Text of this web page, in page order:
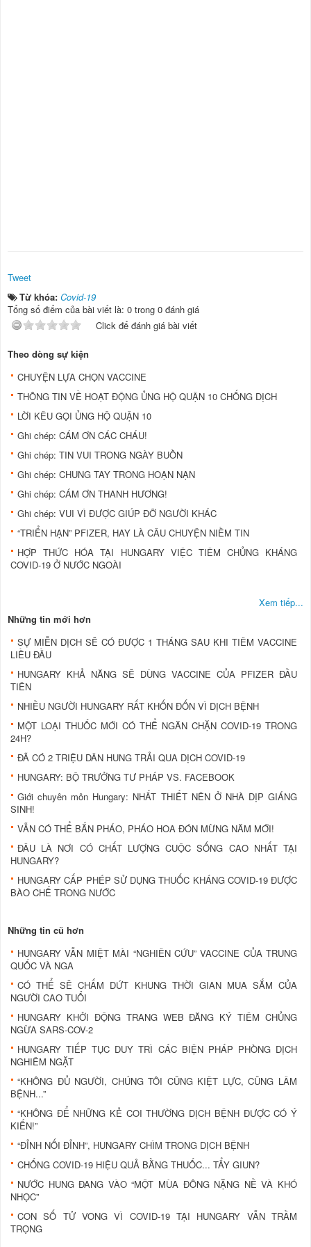
Tweet
Từ khóa: Covid-19
Tổng số điểm của bài viết là: 0 trong 0 đánh giá
Click để đánh giá bài viết
Theo dòng sự kiện
CHUYỆN LỰA CHỌN VACCINE
THÔNG TIN VỀ HOẠT ĐỘNG ỦNG HỘ QUẬN 10 CHỐNG DỊCH
LỜI KÊU GỌI ỦNG HỘ QUẬN 10
Ghi chép: CÁM ƠN CÁC CHÁU!
Ghi chép: TIN VUI TRONG NGÀY BUỒN
Ghi chép: CHUNG TAY TRONG HOẠN NẠN
Ghi chép: CÁM ƠN THANH HƯƠNG!
Ghi chép: VUI VÌ ĐƯỢC GIÚP ĐỠ NGƯỜI KHÁC
“TRIỂN HẠN” PFIZER, HAY LÀ CÂU CHUYỆN NIỀM TIN
HỢP THỨC HÓA TẠI HUNGARY VIỆC TIÊM CHỦNG KHÁNG
COVID-19 Ở NƯỚC NGOÀI
Xem tiếp...
Những tin mới hơn
SỰ MIỄN DỊCH SẼ CÓ ĐƯỢC 1 THÁNG SAU KHI TIÊM VACCINE
LIỀU ĐẦU
HUNGARY KHẢ NĂNG SẼ DÙNG VACCINE CỦA PFIZER ĐẦU
TIÊN
NHIỀU NGƯỜI HUNGARY RẤT KHỐN ĐỐN VÌ DỊCH BỆNH
MỘT LOẠI THUỐC MỚI CÓ THỂ NGĂN CHẶN COVID-19 TRONG
24H?
ĐÃ CÓ 2 TRIỆU DÂN HUNG TRẢI QUA DỊCH COVID-19
HUNGARY: BỘ TRƯỞNG TƯ PHÁP VS. FACEBOOK
Giới chuyên môn Hungary: NHẤT THIẾT NÊN Ở NHÀ DỊP GIÁNG
SINH!
VẪN CÓ THỂ BẮN PHÁO, PHÁO HOA ĐÓN MỪNG NĂM MỚI!
ĐÂU LÀ NƠI CÓ CHẤT LƯỢNG CUỘC SỐNG CAO NHẤT TẠI
HUNGARY?
HUNGARY CẤP PHÉP SỬ DỤNG THUỐC KHÁNG COVID-19 ĐƯỢC
BÀO CHẾ TRONG NƯỚC
Những tin cũ hơn
HUNGARY VẪN MIỆT MÀI “NGHIÊN CỨU” VACCINE CỦA TRUNG
QUỐC VÀ NGA
CÓ THỂ SẼ CHẤM DỨT KHUNG THỜI GIAN MUA SẮM CỦA
NGƯỜI CAO TUỔI
HUNGARY KHỞI ĐỘNG TRANG WEB ĐĂNG KÝ TIÊM CHỦNG
NGỪA SARS-COV-2
HUNGARY TIẾP TỤC DUY TRÌ CÁC BIỆN PHÁP PHÒNG DỊCH
NGHIÊM NGẶT
“KHÔNG ĐỦ NGƯỜI, CHÚNG TÔI CŨNG KIỆT LỰC, CŨNG LÂM
BỆNH...”
“KHÔNG ĐỂ NHỮNG KẺ COI THƯỜNG DỊCH BỆNH ĐƯỢC CÓ Ý
KIẾN!”
“ĐỈNH NỐI ĐỈNH”, HUNGARY CHÌM TRONG DỊCH BỆNH
CHỐNG COVID-19 HIỆU QUẢ BẰNG THUỐC... TẨY GIUN?
NƯỚC HUNG ĐANG VÀO “MỘT MÙA ĐÔNG NẶNG NỀ VÀ KHÓ
NHỌC”
CON SỐ TỬ VONG VÌ COVID-19 TẠI HUNGARY VẪN TRẦM
TRỌNG